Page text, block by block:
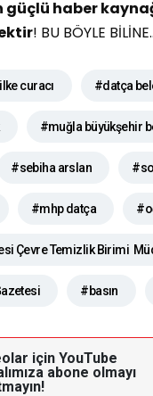
güçlü haber
! BU BÖYLE
curacı #datça
#muğla büyükşehir
#sebiha arslan
#mhp datça
Çevre Temizlik Birimi
#basın
için YouTube
abone olmayı